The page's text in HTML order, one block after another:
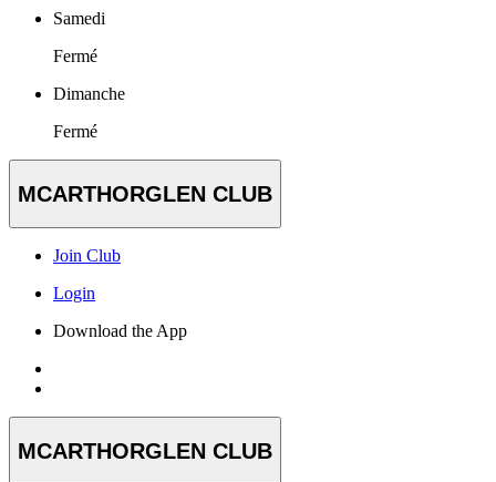
Samedi
Fermé
Dimanche
Fermé
MCARTHORGLEN CLUB
Join Club
Login
Download the App
MCARTHORGLEN CLUB